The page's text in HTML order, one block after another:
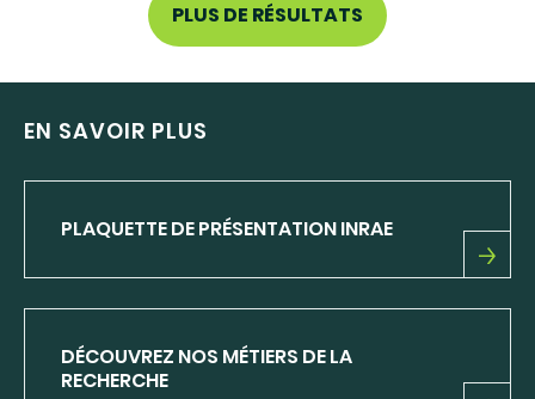
PLUS DE RÉSULTATS
EN SAVOIR PLUS
PLAQUETTE DE PRÉSENTATION INRAE
PLAQUETTE
INRAE
DÉCOUVREZ NOS MÉTIERS DE LA
RECHERCHE